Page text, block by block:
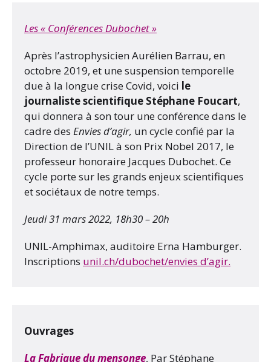
Les « Conférences Dubochet »
Après l’astrophysicien Aurélien Barrau, en
octobre 2019, et une suspension temporelle
due à la longue crise Covid, voici le
journaliste scientifique Stéphane Foucart,
qui donnera à son tour une conférence dans le
cadre des Envies d’agir, un cycle confié par la
Direction de l’UNIL à son Prix Nobel 2017, le
professeur honoraire Jacques Dubochet. Ce
cycle porte sur les grands enjeux scientifiques
et sociétaux de notre temps.
Jeudi 31 mars 2022, 18h30 – 20h
UNIL-Amphimax, auditoire Erna Hamburger.
Inscriptions unil.ch/dubochet/envies d’agir.
Ouvrages
La Fabrique du mensonge, Par Stéphane